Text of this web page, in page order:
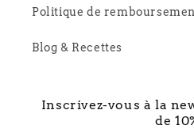
Politique de
Blog & Recettes
Inscrivez-vous à la
de